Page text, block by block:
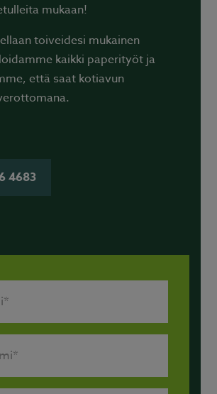
mukaan!
toiveidesi mukainen
kaikki paperityöt ja
että saat kotiavun
4683